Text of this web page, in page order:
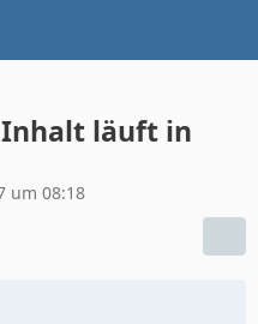
Inhalt läuft in
um 08:18